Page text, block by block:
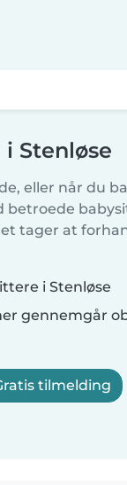
Stenløse
eller når du
betroede
tager at
i Stenløse
gennemgår
tilmelding